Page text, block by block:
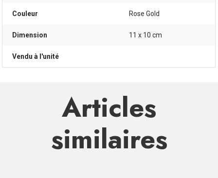
Couleur Rose Gold
Dimension 11 x 10 cm
Vendu à l'unité
Articles
similaires